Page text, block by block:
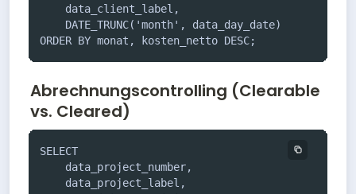
    data_client_label,
    DATE_TRUNC('month', data_day_date)
ORDER BY monat, kosten_netto DESC;
Abrechnungscontrolling (Clearable
vs. Cleared)
SELECT
    data_project_number,
    data_project_label,